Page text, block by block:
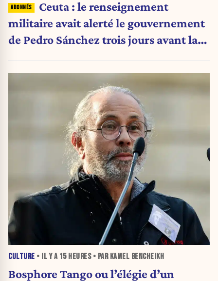
Ceuta : le renseignement
militaire avait alerté le gouvernement
de Pedro Sánchez trois jours avant la
CULTURE • IL Y A 15 HEURES• PAR KAMEL BENCHEIKH
Bosphore Tango ou l’élégie d’un